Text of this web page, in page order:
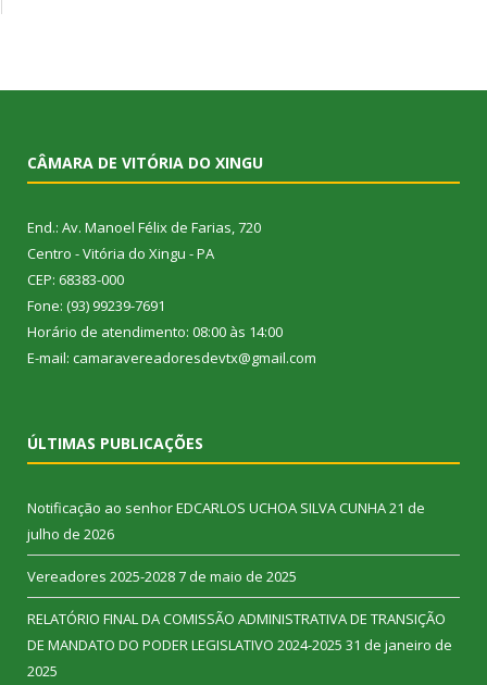
CÂMARA DE VITÓRIA DO XINGU
End.: Av. Manoel Félix de Farias, 720
Centro - Vitória do Xingu - PA
CEP: 68383-000
Fone: (93) 99239-7691
Horário de atendimento: 08:00 às 14:00
E-mail: camaravereadoresdevtx@gmail.com
ÚLTIMAS PUBLICAÇÕES
Notificação ao senhor EDCARLOS UCHOA SILVA CUNHA21 de
julho de 2026
Vereadores 2025-20287 de maio de 2025
RELATÓRIO FINAL DA COMISSÃO ADMINISTRATIVA DE TRANSIÇÃO
DE MANDATO DO PODER LEGISLATIVO 2024-2025 31 de janeiro de
2025